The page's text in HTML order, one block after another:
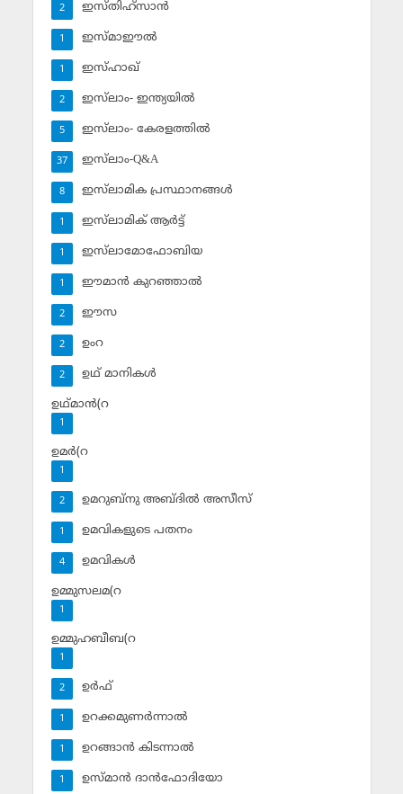
ഇസ്തിഹ്‌സാന്‍
2
ഇസ്മാഈല്‍
1
ഇസ്ഹാഖ്‌
1
ഇസ്‌ലാം- ഇന്ത്യയില്‍
2
ഇസ്‌ലാം- കേരളത്തില്‍
5
ഇസ്‌ലാം-Q&A
37
ഇസ്‌ലാമിക പ്രസ്ഥാനങ്ങള്‍
8
ഇസ്‌ലാമിക് ആര്‍ട്ട്
1
ഇസ്‌ലാമോഫോബിയ
1
ഈമാന്‍ കുറഞ്ഞാല്‍
1
ഈസ
2
ഉംറ
2
ഉഥ് മാനികള്‍
2
ഉഥ്മാന്‍(റ
1
ഉമര്‍(റ
1
ഉമറുബ്‌നു അബ്ദില്‍ അസീസ്‌
2
ഉമവികളുടെ പതനം
1
ഉമവികള്‍
4
ഉമ്മുസലമ(റ
1
ഉമ്മുഹബീബ(റ
1
ഉര്‍ഫ്
2
ഉറക്കമുണര്‍ന്നാല്‍
1
ഉറങ്ങാന്‍ കിടന്നാല്‍
1
ഉസ്മാന്‍ ദാന്‍ഫോദിയോ
1